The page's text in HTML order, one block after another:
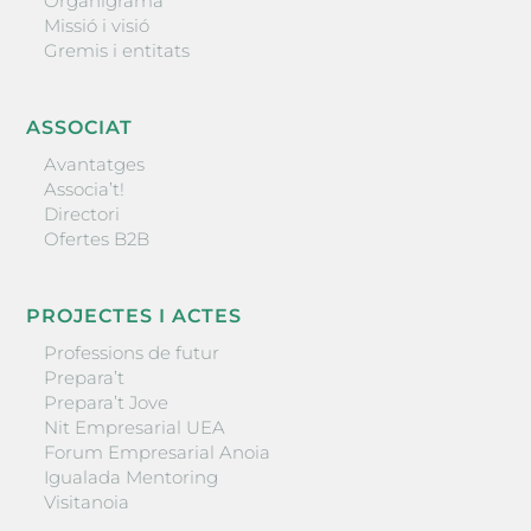
Missió i visió
Gremis i entitats
ASSOCIAT
Avantatges
Associa’t!
Directori
Ofertes B2B
PROJECTES I ACTES
Professions de futur
Prepara’t
Prepara’t Jove
Nit Empresarial UEA
Forum Empresarial Anoia
Igualada Mentoring
Visitanoia